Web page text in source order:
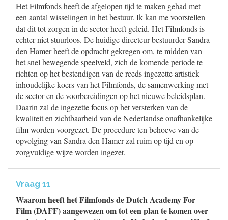
Het Filmfonds heeft de afgelopen tijd te maken gehad met
een aantal wisselingen in het bestuur. Ik kan me voorstellen
dat dit tot zorgen in de sector heeft geleid. Het Filmfonds is
echter niet stuurloos. De huidige directeur-bestuurder Sandra
den Hamer heeft de opdracht gekregen om, te midden van
het snel bewegende speelveld, zich de komende periode te
richten op het bestendigen van de reeds ingezette artistiek-
inhoudelijke koers van het Filmfonds, de samenwerking met
de sector en de voorbereidingen op het nieuwe beleidsplan.
Daarin zal de ingezette focus op het versterken van de
kwaliteit en zichtbaarheid van de Nederlandse onafhankelijke
film worden voorgezet. De procedure ten behoeve van de
opvolging van Sandra den Hamer zal ruim op tijd en op
zorgvuldige wijze worden ingezet.
Vraag 11
Waarom heeft het Filmfonds de Dutch Academy For
Film (DAFF) aangewezen om tot een plan te komen over